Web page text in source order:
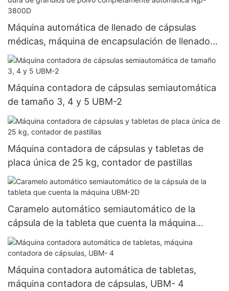
Máquina automática de llenado de cápsulas
médicas, máquina de encapsulación de llenado
de cápsulas de gelatina dura de gránulos de
polvo completamente automática Njp-3800D
Máquina contadora de cápsulas semiautomática
de tamaño 3, 4 y 5 UBM-2
Máquina contadora de cápsulas y tabletas de
placa única de 25 kg, contador de pastillas
Caramelo automático semiautomático de la
cápsula de la tableta que cuenta la máquina
UBM-2D
Máquina contadora automática de tabletas,
máquina contadora de cápsulas, UBM- 4